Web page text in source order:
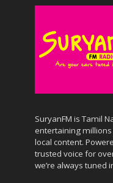
SuryanFM is Tamil
entertaining
local content.
trusted voice for
we’re always tuned